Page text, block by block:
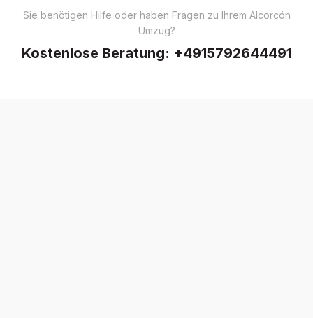
Sie benötigen Hilfe oder haben Fragen zu Ihrem Alcorcón
Umzug?
Kostenlose Beratung: +4915792644491